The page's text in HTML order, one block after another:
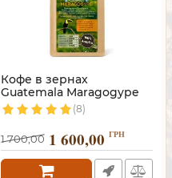
Кофе в зернах
Guatemala Maragogype
(Марагоджип)
(8)
1 700,00 1 600,00 ГРН